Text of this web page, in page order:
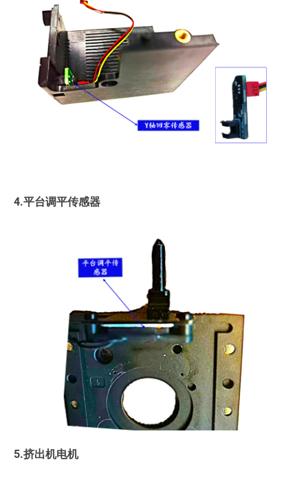
4.平台调平传感器
5.挤出机电机